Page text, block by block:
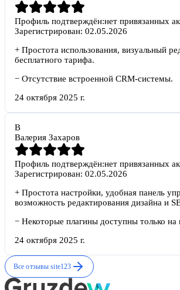
Профиль подтверждён:нет привязанных
Зарегистрирован: 02.05.2026
+ Простота использования, визуальный
бесплатного тарифа.
− Отсутствие встроенной CRM-системы.
24 октября 2025 г.
В
Валерия Захаров
Профиль подтверждён:нет привязанных
Зарегистрирован: 02.05.2026
+ Простота настройки, удобная панель
возможность редактирования дизайна и
− Некоторые плагины доступны только на
24 октября 2025 г.
Все отзывыsite123